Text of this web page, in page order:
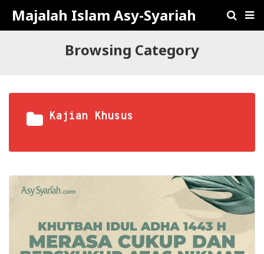
Majalah Islam Asy-Syariah
Browsing Category
Kajian Khusus